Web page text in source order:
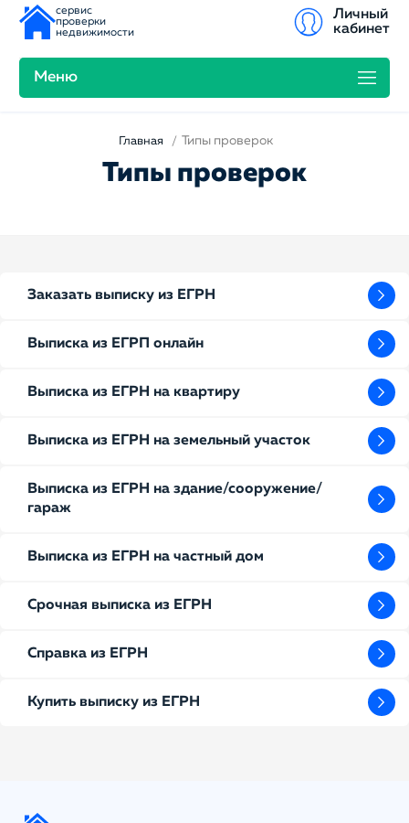
сервис
проверки
недвижимости
Меню
Личный
кабинет
Главная Типы проверок
Типы проверок
Заказать выписку из ЕГРН
Выписка из ЕГРП онлайн
Выписка из ЕГРН на квартиру
Выписка из ЕГРН на земельный участок
Выписка из ЕГРН на здание/сооружение/
гараж
Выписка из ЕГРН на частный дом
Срочная выписка из ЕГРН
Справка из ЕГРН
Купить выписку из ЕГРН